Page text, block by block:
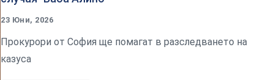
23 Юни, 2026
Прокурори от София ще помагат в разследването на
казуса